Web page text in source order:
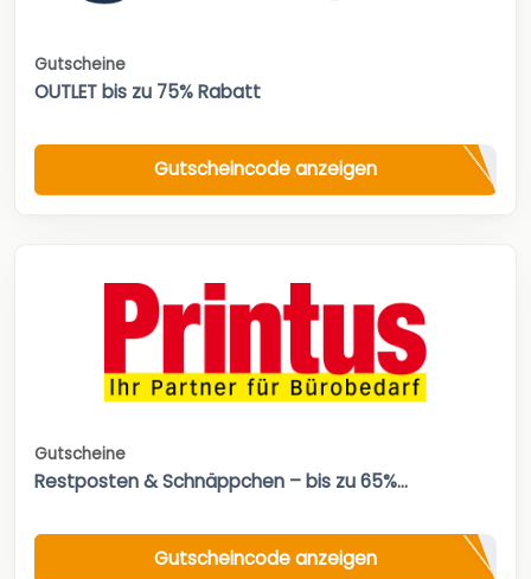
Gutscheine
OUTLET bis zu 75% Rabatt
Gutscheincode anzeigen
Gutscheine
Restposten & Schnäppchen – bis zu 65%...
Gutscheincode anzeigen